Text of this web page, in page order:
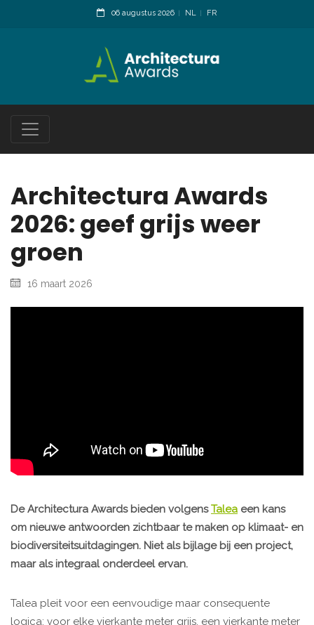
06 augustus 2026 NL FR
Architectura Awards
2026: geef grijs weer
groen
16 maart 2026
De Architectura Awards bieden volgensTalea een kans
om nieuwe antwoorden zichtbaar te maken op klimaat- en
biodiversiteitsuitdagingen. Niet als bijlage bij een project,
maar als integraal onderdeel ervan.
Talea pleit voor een eenvoudige maar consequente
logica: voor elke vierkante meter grijs, een vierkante meter